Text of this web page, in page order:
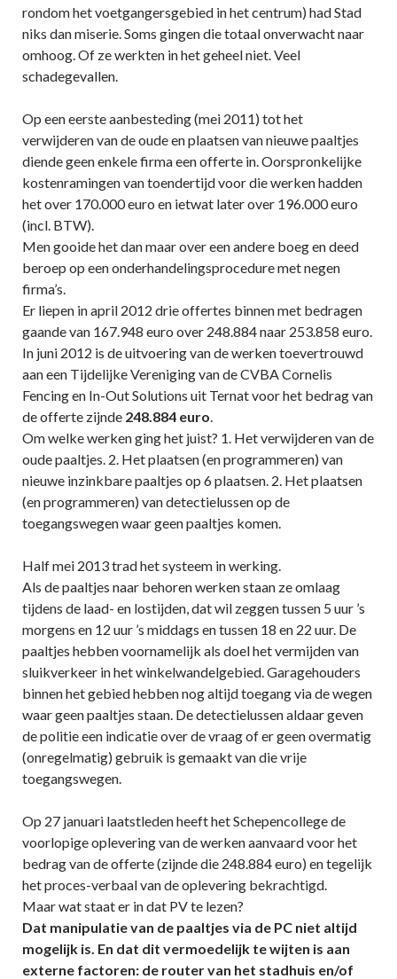
rondom het voetgangersgebied in het centrum) had Stad
niks dan miserie. Soms gingen die totaal onverwacht naar
omhoog. Of ze werkten in het geheel niet. Veel
schadegevallen.
Op een eerste aanbesteding (mei 2011) tot het
verwijderen van de oude en plaatsen van nieuwe paaltjes
diende geen enkele firma een offerte in. Oorspronkelijke
kostenramingen van toendertijd voor die werken hadden
het over 170.000 euro en ietwat later over 196.000 euro
(incl. BTW).
Men gooide het dan maar over een andere boeg en deed
beroep op een onderhandelingsprocedure met negen
firma’s.
Er liepen in april 2012 drie offertes binnen met bedragen
gaande van 167.948 euro over 248.884 naar 253.858 euro.
In juni 2012 is de uitvoering van de werken toevertrouwd
aan een Tijdelijke Vereniging van de CVBA Cornelis
Fencing en In-Out Solutions uit Ternat voor het bedrag van
de offerte zijnde 248.884 euro.
Om welke werken ging het juist? 1. Het verwijderen van de
oude paaltjes. 2. Het plaatsen (en programmeren) van
nieuwe inzinkbare paaltjes op 6 plaatsen. 2. Het plaatsen
(en programmeren) van detectielussen op de
toegangswegen waar geen paaltjes komen.
Half mei 2013 trad het systeem in werking.
Als de paaltjes naar behoren werken staan ze omlaag
tijdens de laad- en lostijden, dat wil zeggen tussen 5 uur ’s
morgens en 12 uur ’s middags en tussen 18 en 22 uur. De
paaltjes hebben voornamelijk als doel het vermijden van
sluikverkeer in het winkelwandelgebied. Garagehouders
binnen het gebied hebben nog altijd toegang via de wegen
waar geen paaltjes staan. De detectielussen aldaar geven
de politie een indicatie over de vraag of er geen overmatig
(onregelmatig) gebruik is gemaakt van die vrije
toegangswegen.
Op 27 januari laatstleden heeft het Schepencollege de
voorlopige oplevering van de werken aanvaard voor het
bedrag van de offerte (zijnde die 248.884 euro) en tegelijk
het proces-verbaal van de oplevering bekrachtigd.
Maar wat staat er in dat PV te lezen?
Dat manipulatie van de paaltjes via de PC niet altijd
mogelijk is. En dat dit vermoedelijk te wijten is aan
externe factoren: de router van het stadhuis en/of